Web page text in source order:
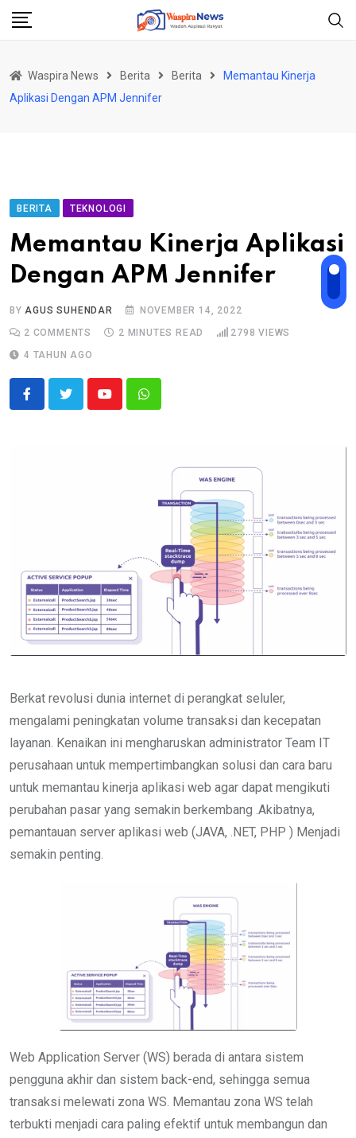
Skip
Waspira News Berita Berita
Memantau Kinerja
Aplikasi Dengan APM Jennifer
BERITA TEKNOLOGI
Memantau Kinerja Aplikasi
Dengan APM Jennifer
BYAGUS SUHENDAR
NOVEMBER 14, 2022
2 COMMENTS 2 MINUTES READ 2798 VIEWS
4 TAHUN AGO
YoutubeWhatsapp
Berkat revolusi dunia internet di perangkat seluler,
mengalami peningkatan volume transaksi dan kecepatan
layanan. Kenaikan ini mengharuskan administrator Team IT
perusahaan untuk mempertimbangkan solusi dan cara baru
untuk memantau kinerja aplikasi web agar dapat mengikuti
perubahan pasar yang semakin berkembang .Akibatnya,
pemantauan server aplikasi web (JAVA, .NET, PHP ) Menjadi
semakin penting.
Web Application Server (WS) berada di antara sistem
pengguna akhir dan sistem back-end, sehingga semua
transaksi melewati zona WS. Memantau zona WS telah
terbukti menjadi cara paling efektif untuk membangun dan